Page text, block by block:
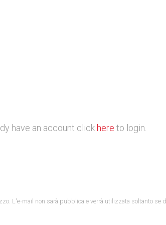
have an account click here to login.
L'e-mail non sarà pubblica e verrà utilizzata soltanto se